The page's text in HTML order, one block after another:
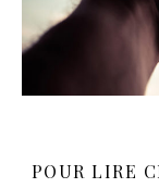
POUR LIRE